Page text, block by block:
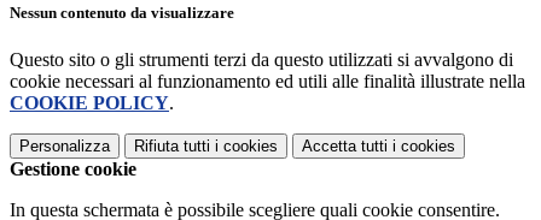
Nessun contenuto da visualizzare
Questo sito o gli strumenti terzi da questo utilizzati si avvalgono di
cookie necessari al funzionamento ed utili alle finalità illustrate nella
COOKIE POLICY.
Personalizza Rifiuta tutti i cookies Accetta tutti i cookies
Gestione cookie
In questa schermata è possibile scegliere quali cookie consentire.